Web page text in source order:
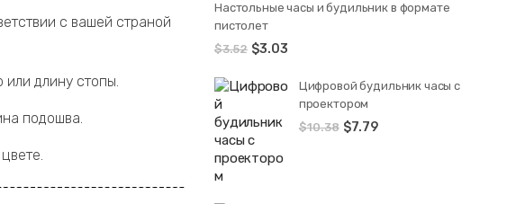
с вашей страной
длину стопы.
подошва.
Настольные часы и будильник в формате
пистолет
$3.52 $3.03
Цифровой будильник часы с
проектором
$10.38 $7.79